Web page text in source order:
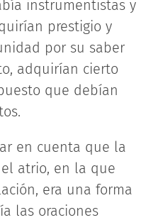
instrumentistas y
prestigio y
por su saber
adquirían cierto
que debían
en cuenta que la
atrio, en la que
era una forma
las oraciones